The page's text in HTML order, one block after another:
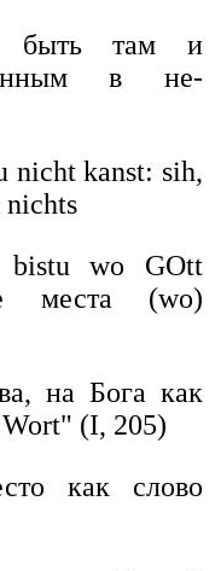
быть там и
в не-
nicht kanst: sih,
nichts
wo GOtt
места (wo)
на Бога как
Wort" (I, 205)
как слово